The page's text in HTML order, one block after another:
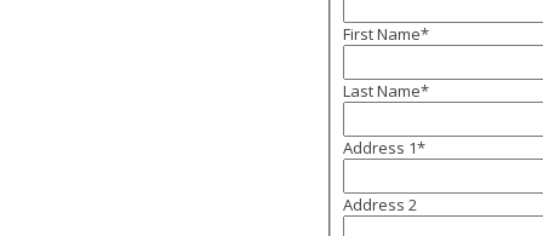
First Name*
Last Name*
Address 1*
Address 2